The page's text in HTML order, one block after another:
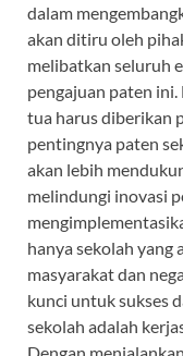
dalam
akan ditiru oleh
melibatkan seluruh
pengajuan paten
tua harus diberikan
pentingnya paten
akan lebih
melindungi inovasi
hanya sekolah yang
masyarakat dan
kunci untuk sukses
sekolah adalah